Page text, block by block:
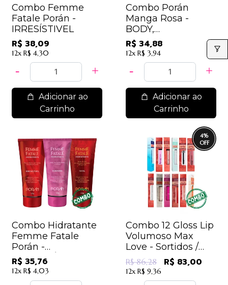
Combo Femme
Fatale Porán -
IRRESÍSTIVEL
R$ 38,09
12x R$ 4,30
Adicionar ao
Carrinho
Combo Porán
Manga Rosa -
BODY,
ESFOLIANTE,
HIDRATANTE,
SABONETE.
R$ 34,88
12x R$ 3,94
Adicionar ao
Carrinho
Combo Hidratante
Femme Fatale
Porán -
IRRESISTÍVEL,
FEMININA E FATAL
/ 11,92
R$ 35,76
12x R$ 4,03
4%
Combo 12 Gloss Lip
Volumoso Max
Love - Sortidos /
6,91
R$ 86,28 R$ 83,00
12x R$ 9,36